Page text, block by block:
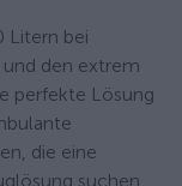
Litern bei
den extrem
perfekte Lösung
die eine
suchen.